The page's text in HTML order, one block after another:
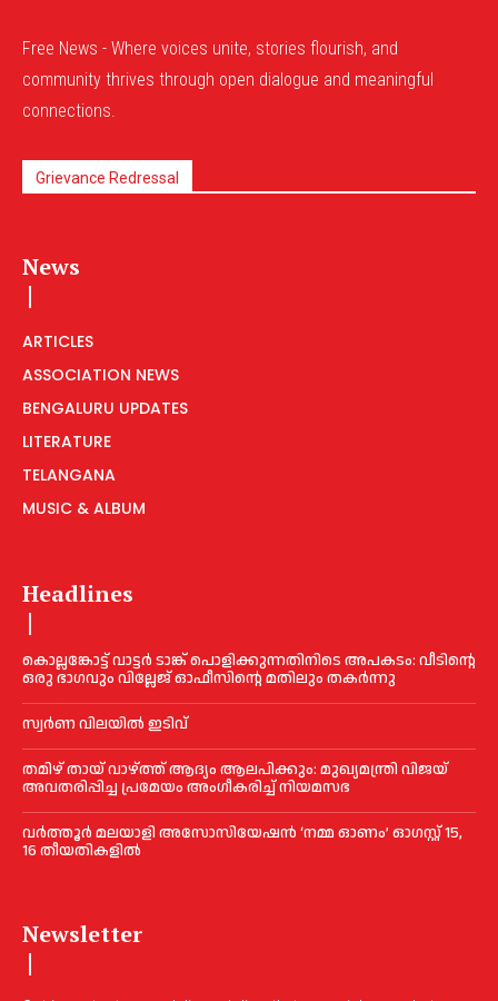
Free News - Where voices unite, stories flourish, and
community thrives through open dialogue and meaningful
connections.
Grievance Redressal
News
ARTICLES
ASSOCIATION NEWS
BENGALURU UPDATES
LITERATURE
TELANGANA
MUSIC & ALBUM
Headlines
കൊല്ലങ്കോട്ട് വാട്ടര്‍ ടാങ്ക് പൊളിക്കുന്നതിനിടെ അപകടം: വീടിന്റെ
ഒരു ഭാഗവും വില്ലേജ് ഓഫീസിന്റെ മതിലും തകര്‍ന്നു
സ്വ‍‍ർണ വിലയില്‍ ഇടിവ്
തമിഴ് തായ് വാഴ്ത്ത് ആദ്യം ആലപിക്കും: മുഖ്യമന്ത്രി വിജയ്
അവതരിപ്പിച്ച പ്രമേയം അംഗീകരിച്ച്‌ നിയമസഭ
വർത്തൂർ മലയാളി അസോസിയേഷന്‍ ‘നമ്മ ഓണം’ ഓഗസ്റ്റ് 15,
16 തീയതികളിൽ
Newsletter